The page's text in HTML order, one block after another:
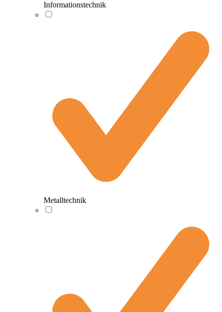
Informationstechnik
Metalltechnik